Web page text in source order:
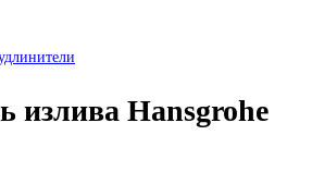
излива Hansgrohe